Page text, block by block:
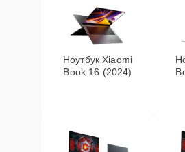
Ноутбук Xiaomi
Book 16 (2024)